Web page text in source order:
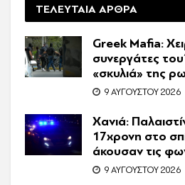
ΤΕΛΕΥΤΑΙΑ ΑΡΘΡΑ
Greek Mafia:
συνεργάτες
«σκυλιά» της
οι εκβιασμοί
9 ΑΥΓΟΎΣΤΟΥ 2026
Χανιά:
17χρονη στο
άκουσαν τις
κάλεσαν την
9 ΑΥΓΟΎΣΤΟΥ 2026